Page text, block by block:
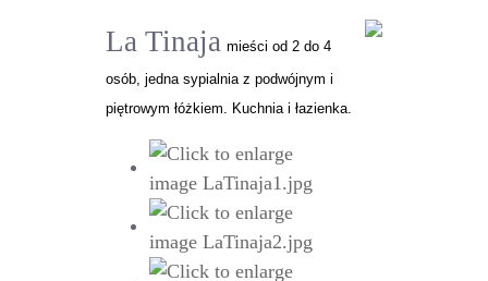
La Tinaja mieści od 2 do 4
osób, jedna sypialnia z podwójnym i
piętrowym łóżkiem. Kuchnia i łazienka.